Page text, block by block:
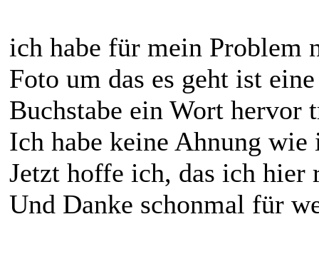
ich habe für mein Problem
Foto um das es geht ist
Buchstabe ein Wort hervor
Ich habe keine Ahnung
Jetzt hoffe ich, das ich
Und Danke schonmal für